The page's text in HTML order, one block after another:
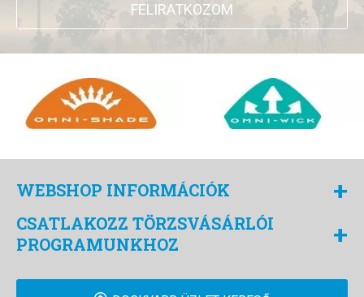
FELIRATKOZOM
WEBSHOP INFORMÁCIÓK +
CSATLAKOZZ TÖRZSVÁSÁRLÓI
PROGRAMUNKHOZ
+